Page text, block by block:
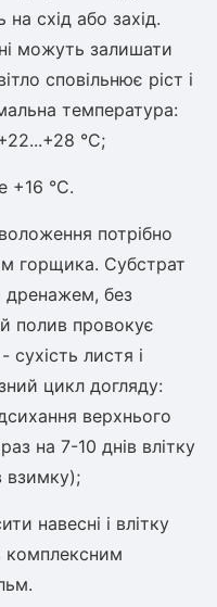
схід або захід.
можуть залишати
сповільнює ріст і
температура:
°C;
+16 °C.
потрібно
горщика. Субстрат
без
полив провокує
сухість листя і
цикл догляду:
верхнього
на 7-10 днів влітку
взимку);
навесні і влітку
комплексним